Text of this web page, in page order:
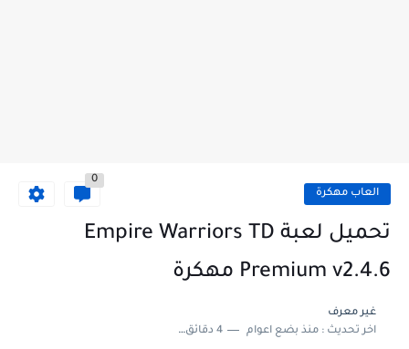
العاب مهكرة
0
تحميل لعبة Empire Warriors TD
Premium v2.4.6 مهكرة
غير معرف
اخر تحديث :منذ بضع اعوام 4 دقائق للقراءة